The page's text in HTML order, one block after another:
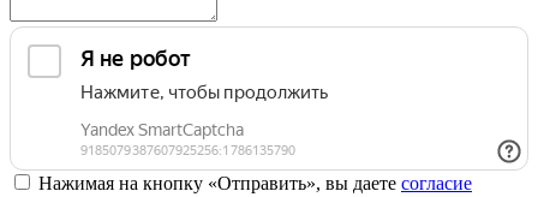
Нажимая на кнопку «Отправить», вы даете согласие